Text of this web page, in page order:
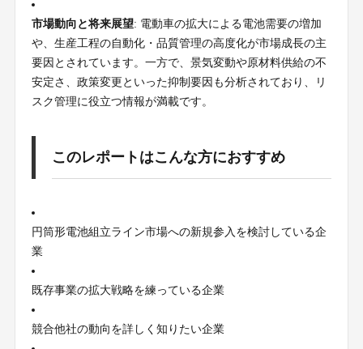
市場動向と将来展望: 電動車の拡大による電池需要の増加
や、生産工程の自動化・品質管理の高度化が市場成長の主
要因とされています。一方で、景気変動や原材料供給の不
安定さ、政策変更といった抑制要因も分析されており、リ
スク管理に役立つ情報が満載です。
このレポートはこんな方におすすめ
円筒形電池組立ライン市場への新規参入を検討している企
業
既存事業の拡大戦略を練っている企業
競合他社の動向を詳しく知りたい企業